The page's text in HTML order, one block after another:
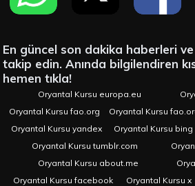
En güncel son dakika haberleri
takip edin. Anında bilgilendiren
hemen tıkla!
Oryantal Kursu europa.eu
Oryantal Kursu fao.org
Oryantal Kursu
Oryantal Kursu yandex
Oryantal Kursu bing
Oryantal Kursu tumblr.com
Oryantal Kursu about.me
Oryantal Kursu facebook
Oryantal Kursu x